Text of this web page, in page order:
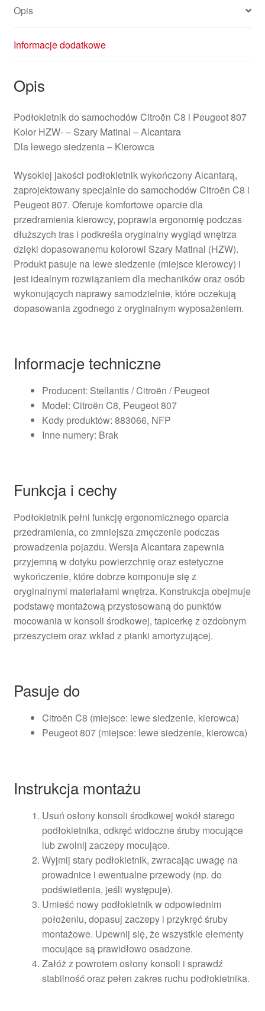
Opis
Informacje dodatkowe
Opis
Podłokietnik do samochodów Citroën C8 i Peugeot 807
Kolor HZW- – Szary Matinal – Alcantara
Dla lewego siedzenia – Kierowca
Wysokiej jakości podłokietnik wykończony Alcantarą,
zaprojektowany specjalnie do samochodów Citroën C8 i
Peugeot 807. Oferuje komfortowe oparcie dla
przedramienia kierowcy, poprawia ergonomię podczas
dłuższych tras i podkreśla oryginalny wygląd wnętrza
dzięki dopasowanemu kolorowi Szary Matinal (HZW).
Produkt pasuje na lewe siedzenie (miejsce kierowcy) i
jest idealnym rozwiązaniem dla mechaników oraz osób
wykonujących naprawy samodzielnie, które oczekują
dopasowania zgodnego z oryginalnym wyposażeniem.
Informacje techniczne
Producent: Stellantis / Citroën / Peugeot
Model: Citroën C8, Peugeot 807
Kody produktów: 883066, NFP
Inne numery: Brak
Funkcja i cechy
Podłokietnik pełni funkcję ergonomicznego oparcia
przedramienia, co zmniejsza zmęczenie podczas
prowadzenia pojazdu. Wersja Alcantara zapewnia
przyjemną w dotyku powierzchnię oraz estetyczne
wykończenie, które dobrze komponuje się z
oryginalnymi materiałami wnętrza. Konstrukcja obejmuje
podstawę montażową przystosowaną do punktów
mocowania w konsoli środkowej, tapicerkę z ozdobnym
przeszyciem oraz wkład z pianki amortyzującej.
Pasuje do
Citroën C8 (miejsce: lewe siedzenie, kierowca)
Peugeot 807 (miejsce: lewe siedzenie, kierowca)
Instrukcja montażu
Usuń osłony konsoli środkowej wokół starego
podłokietnika, odkręć widoczne śruby mocujące
lub zwolnij zaczepy mocujące.
Wyjmij stary podłokietnik, zwracając uwagę na
prowadnice i ewentualne przewody (np. do
podświetlenia, jeśli występuje).
Umieść nowy podłokietnik w odpowiednim
położeniu, dopasuj zaczepy i przykręć śruby
montażowe. Upewnij się, że wszystkie elementy
mocujące są prawidłowo osadzone.
Załóż z powrotem osłony konsoli i sprawdź
stabilność oraz pełen zakres ruchu podłokietnika.